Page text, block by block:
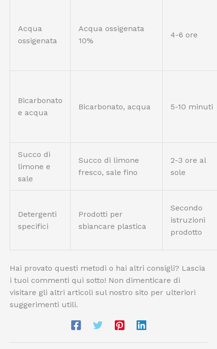
Acqua
ossigenata
Acqua ossigenata
10%
4-6 ore
Bicarbonato
e acqua
Bicarbonato, acqua 5-10 minuti
Succo di
limone e
sale
Succo di limone
fresco, sale fino
2-3 ore al
sole
Detergenti
specifici
Prodotti per
sbiancare plastica
Secondo
istruzioni
prodotto
Hai provato questi metodi o hai altri consigli? Lascia
i tuoi commenti qui sotto! Non dimenticare di
visitare gli altri articoli sul nostro sito per ulteriori
suggerimenti utili.